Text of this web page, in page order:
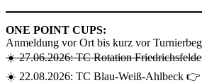
ONE POINT CUPS:
Anmeldung vor Ort bis kurz vor
☀️ 27.06.2026: TC Rotation
☀️ 22.08.2026: TC Blau-Weiß-Ahlbeck 👉